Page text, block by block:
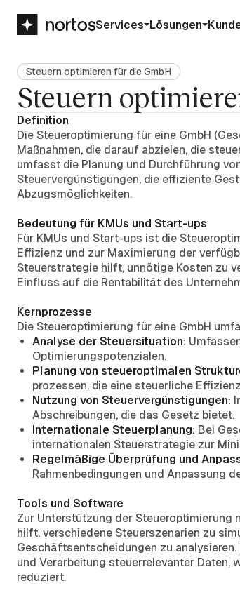
Services Lösungen
Steuern optimieren für die GmbH
Steuern
Definition
Die Steueroptimierung für eine GmbH
Maßnahmen, die darauf abzielen, die
umfasst die Planung und Durchführung
Steuervergünstigungen, die effiziente
Abzugsmöglichkeiten.
Bedeutung für KMUs und Start-ups
Für KMUs und Start-ups ist die
Effizienz und zur Maximierung der
Steuerstrategie hilft, unnötige Kosten zu
Einfluss auf die Rentabilität des
Kernprozesse
Die Steueroptimierung für eine GmbH
Analyse der Steuersituation:
Optimierungspotenzialen.
Planung von steueroptimalen
prozessen, die eine steuerliche
Nutzung von Steuervergünstigungen:
Abschreibungen, die das Gesetz bietet.
Internationale Steuerplanung: Bei
internationalen Steuerstrategie zur
Regelmäßige Überprüfung und
Rahmenbedingungen und Anpassung
Tools und Software
Zur Unterstützung der
hilft, verschiedene Steuerszenarien zu
Geschäftsentscheidungen zu
und Verarbeitung steuerrelevanter Daten,
reduziert.